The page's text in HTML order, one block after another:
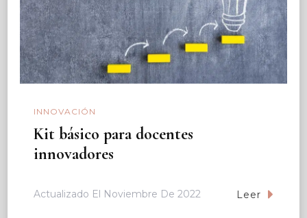
INNOVACIÓN
Kit básico para docentes
innovadores
Actualizado El Noviembre De 2022 Leer